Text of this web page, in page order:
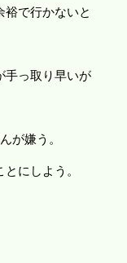
で行かないと
手っ取り早いが
が嫌う。
にしよう。